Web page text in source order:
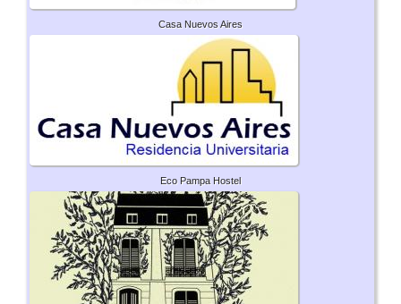
Casa Nuevos Aires
Eco Pampa Hostel